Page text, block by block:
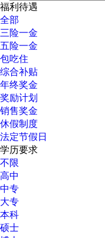
福利待遇
全部
三险一金
五险一金
包吃住
综合补贴
年终奖金
奖励计划
销售奖金
休假制度
法定节假日
学历要求
不限
高中
中专
大专
本科
硕士